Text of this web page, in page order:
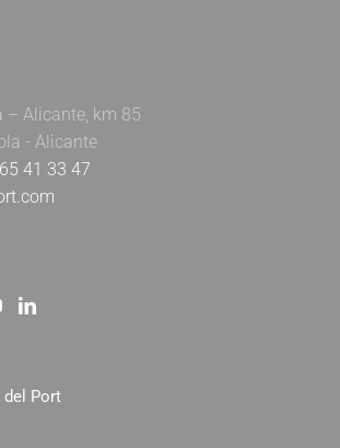
– Alicante, km 85
- Alicante
41 33 47
del Port